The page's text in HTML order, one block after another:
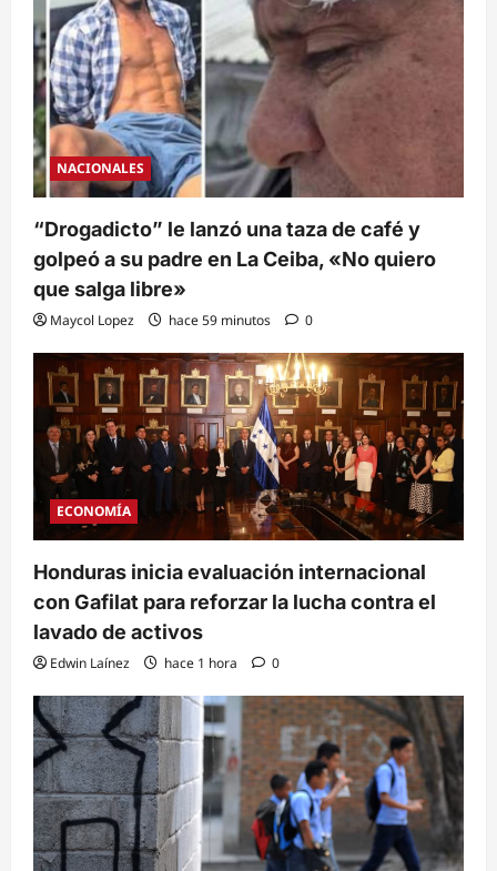
NACIONALES
“Drogadicto” le lanzó una taza de café y
golpeó a su padre en La Ceiba, «No quiero
que salga libre»
Maycol Lopez hace 59 minutos 0
ECONOMÍA
Honduras inicia evaluación internacional
con Gafilat para reforzar la lucha contra el
lavado de activos
Edwin Laínez hace 1 hora 0